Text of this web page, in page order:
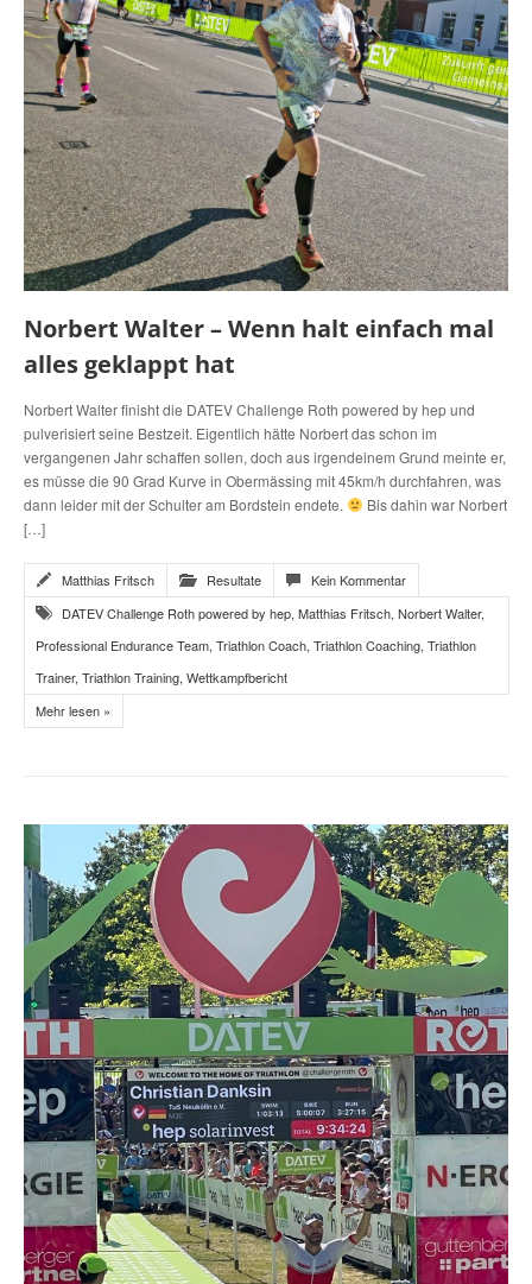
Norbert Walter – Wenn halt einfach mal
alles geklappt hat
Norbert Walter finisht die DATEV Challenge Roth powered by hep und
pulverisiert seine Bestzeit. Eigentlich hätte Norbert das schon im
vergangenen Jahr schaffen sollen, doch aus irgendeinem Grund meinte er,
es müsse die 90 Grad Kurve in Obermässing mit 45km/h durchfahren, was
dann leider mit der Schulter am Bordstein endete.
Bis dahin war Norbert
[…]
Matthias Fritsch Resultate
Kein Kommentar
DATEV Challenge Roth powered by hep, Matthias Fritsch, Norbert Walter,
Professional Endurance Team, Triathlon Coach, Triathlon Coaching, Triathlon
Trainer, Triathlon Training, Wettkampfbericht
Mehr lesen »